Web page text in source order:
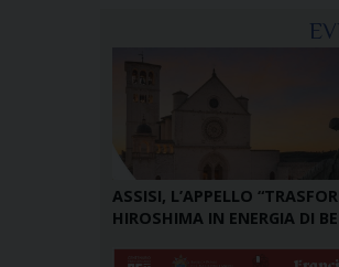
ASSISI, L’APPELLO
HIROSHIMA IN ENERGIA DI